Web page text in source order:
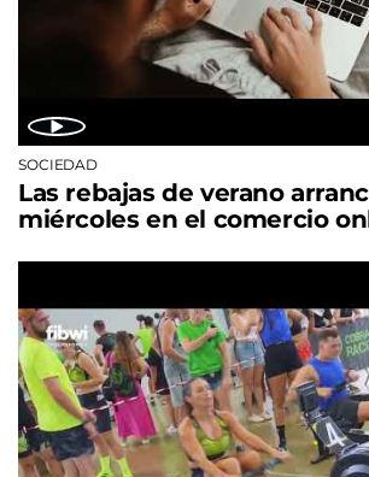
SOCIEDAD
Las rebajas de verano
miércoles en el comercio